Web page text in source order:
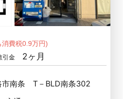
消費税0.9万円)
引金 2ヶ月
市南条 T－BLD南条302